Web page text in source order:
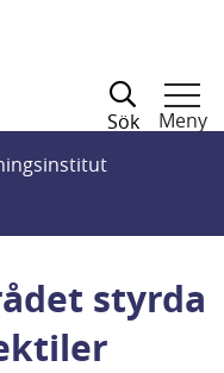
Sök
Meny
styrda